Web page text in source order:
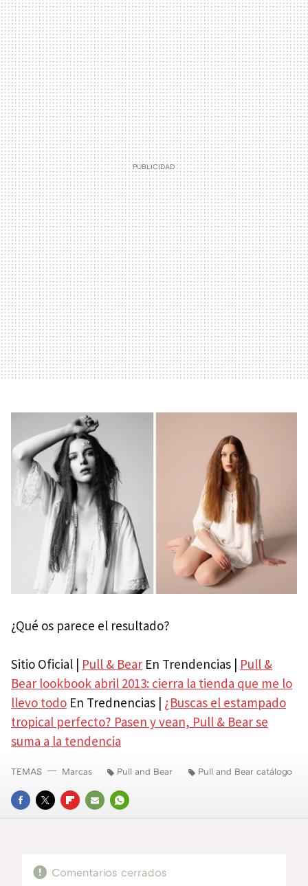
¿Qué os parece el resultado?
Sitio Oficial | Pull & Bear En Trendencias | Pull &
Bear lookbook abril 2013: cierra la tienda que me lo
llevo todo En Trednencias | ¿Buscas el estampado
tropical perfecto? Pasen y vean, Pull & Bear se
suma a la tendencia
FACEBOOK
TWITTERFLIPBOARD
E-
WHATSAPP
TEMAS Marcas Pull and Bear Pull and Bear catálogo
Comentarios cerrados